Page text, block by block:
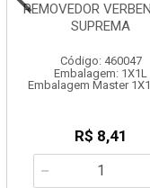
REMOVEDOR
SUPREMA
Código: 460047
Embalagem: 1X1L
Embalagem Master
R$ 8,41